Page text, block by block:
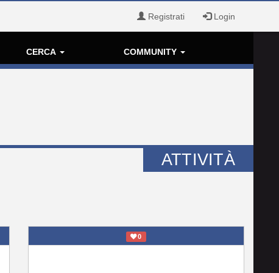
Registrati Login
CERCA COMMUNITY
ATTIVITÀ
0